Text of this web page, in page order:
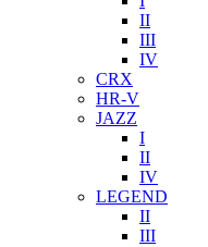
II
III
IV
CRX
HR-V
JAZZ
I
II
IV
LEGEND
II
III